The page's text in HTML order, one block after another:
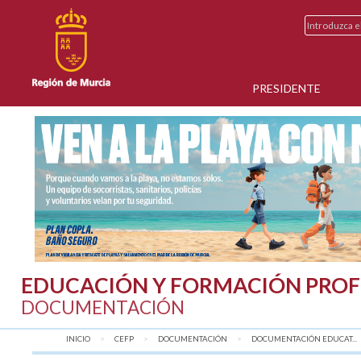
PRESIDENTE
EDUCACIÓN Y FORMACIÓN
DOCUMENTACIÓN
INICIO CEFP DOCUMENTACIÓN DOCUMENTACIÓN EDUCAT...